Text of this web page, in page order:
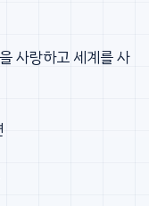
사랑하고 세계를 사